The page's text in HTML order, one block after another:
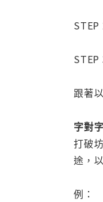
跟著
字對
打破
途，
例：